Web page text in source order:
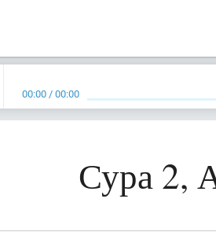
00:00 /00:00
Сура 2,